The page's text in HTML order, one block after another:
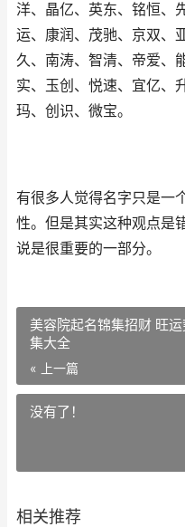
洋、晶亿、英东、铭恒、
运、康润、茂驰、京双、
久、南涛、智清、帝爱、
实、玉创、悦速、宜亿、
玛、创识、微宝。
有很多人觉得名字只是一
性。但是其实这种观点是
说是很重要的一部分。
美容院起名锦集招财 旺
集大全
« 上一篇
没有了！
相关推荐